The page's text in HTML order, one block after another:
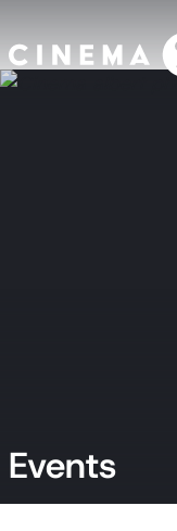
Events